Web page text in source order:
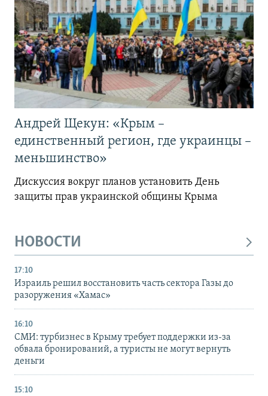
Андрей Щекун: «Крым –
единственный регион, где украинцы –
меньшинство»
Дискуссия вокруг планов установить День
защиты прав украинской общины Крыма
НОВОСТИ
17:10
Израиль решил восстановить часть сектора Газы до
разоружения «Хамас»
16:10
СМИ: турбизнес в Крыму требует поддержки из-за
обвала бронирований, а туристы не могут вернуть
деньги
15:10